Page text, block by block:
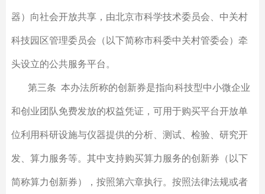
器）向社会开放共享，由北京市科学技术委员会、中关村
科技园区管理委员会（以下简称市科委中关村管委会）牵
头设立的公共服务平台。
第三条 本办法所称的创新券是指向科技型中小微企业
和创业团队免费发放的权益凭证，可用于购买平台开放单
位利用科研设施与仪器提供的分析、测试、检验、研究开
发、算力服务等。其中支持购买算力服务的创新券（以下
简称算力创新券），按照第六章执行。按照法律法规或者